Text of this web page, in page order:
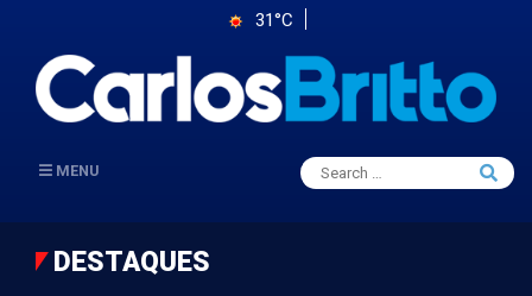
31°C
MENU
Search
for:
Search
DESTAQUES